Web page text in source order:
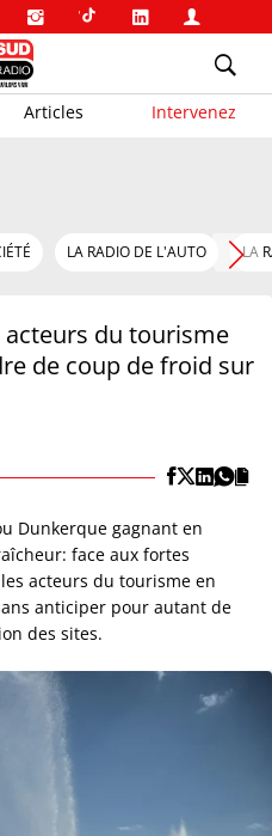
Articles Intervenez
LA RADIO DE L'AUTO LA
acteurs du tourisme
de coup de froid sur
Dunkerque gagnant en
face aux fortes
acteurs du tourisme en
anticiper pour autant de
des sites.